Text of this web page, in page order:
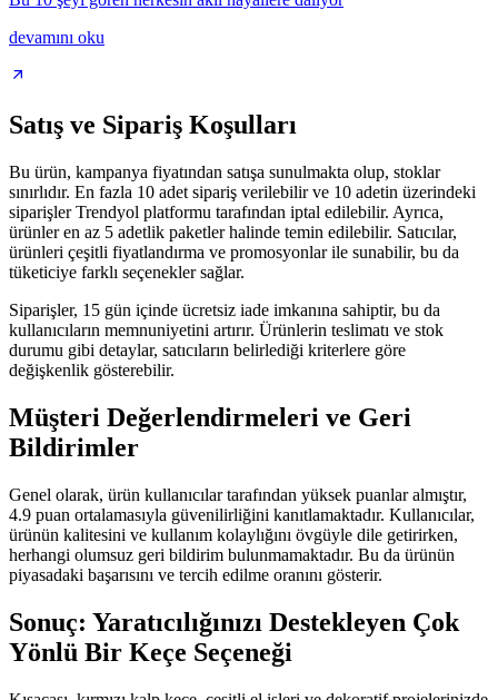
devamını oku
Satış ve Sipariş Koşulları
Bu ürün, kampanya fiyatından satışa sunulmakta olup, stoklar
sınırlıdır. En fazla 10 adet sipariş verilebilir ve 10 adetin üzerindeki
siparişler Trendyol platformu tarafından iptal edilebilir. Ayrıca,
ürünler en az 5 adetlik paketler halinde temin edilebilir. Satıcılar,
ürünleri çeşitli fiyatlandırma ve promosyonlar ile sunabilir, bu da
tüketiciye farklı seçenekler sağlar.
Siparişler, 15 gün içinde ücretsiz iade imkanına sahiptir, bu da
kullanıcıların memnuniyetini artırır. Ürünlerin teslimatı ve stok
durumu gibi detaylar, satıcıların belirlediği kriterlere göre
değişkenlik gösterebilir.
Müşteri Değerlendirmeleri ve Geri
Bildirimler
Genel olarak, ürün kullanıcılar tarafından yüksek puanlar almıştır,
4.9 puan ortalamasıyla güvenilirliğini kanıtlamaktadır. Kullanıcılar,
ürünün kalitesini ve kullanım kolaylığını övgüyle dile getirirken,
herhangi olumsuz geri bildirim bulunmamaktadır. Bu da ürünün
piyasadaki başarısını ve tercih edilme oranını gösterir.
Sonuç: Yaratıcılığınızı Destekleyen Çok
Yönlü Bir Keçe Seçeneği